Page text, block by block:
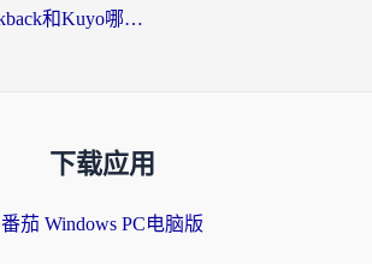
海外党纠结Quickback和Kuyo哪个好？选对回国加速器才能无缝刷国内资源
下载应用
番茄 Windows PC电脑版